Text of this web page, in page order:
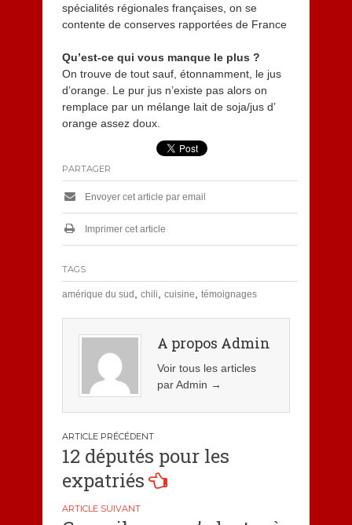
spécialités régionales françaises, on se
contente de conserves rapportées de France
Qu’est-ce qui vous manque le plus ?
On trouve de tout sauf, étonnamment, le jus
d’orange. Le pur jus n’existe pas alors on
remplace par un mélange lait de soja/jus d’
orange assez doux.
PARTAGER
Envoyer cet article par email
Imprimer cet article
TAGS
amérique du sud chili cuisine témoignages
A propos Admin
Voir tous les articles
par Admin →
Navigation
de
l’article
12 députés pour les
expatriés